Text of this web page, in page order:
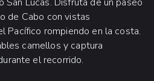
de Cabo con vistas
Pacífico rompiendo en la costa.
camellos y captura
el recorrido.